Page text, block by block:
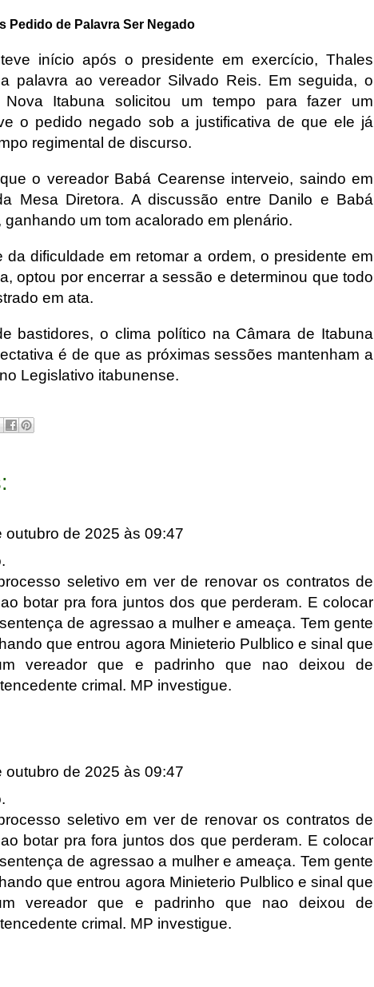
Pedido de Palavra Ser Negado
início após o presidente em exercício, Thales
palavra ao vereador Silvado Reis. Em seguida, o
Itabuna solicitou um tempo para fazer um
o pedido negado sob a justificativa de que ele já
regimental de discurso.
o vereador Babá Cearense interveio, saindo em
Mesa Diretora. A discussão entre Danilo e Babá
um tom acalorado em plenário.
da dificuldade em retomar a ordem, o presidente em
optou por encerrar a sessão e determinou que todo
em ata.
bastidores, o clima político na Câmara de Itabuna
é de que as próximas sessões mantenham a
Legislativo itabunense.
outubro de 2025 às 09:47
seletivo em ver de renovar os contratos de
botar pra fora juntos dos que perderam. E colocar
de agressao a mulher e ameaça. Tem gente
que entrou agora Minieterio Pulblico e sinal que
vereador que e padrinho que nao deixou de
crimal. MP investigue.
outubro de 2025 às 09:47
seletivo em ver de renovar os contratos de
botar pra fora juntos dos que perderam. E colocar
de agressao a mulher e ameaça. Tem gente
que entrou agora Minieterio Pulblico e sinal que
vereador que e padrinho que nao deixou de
crimal. MP investigue.